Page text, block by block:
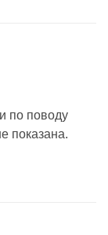
по поводу
показана.